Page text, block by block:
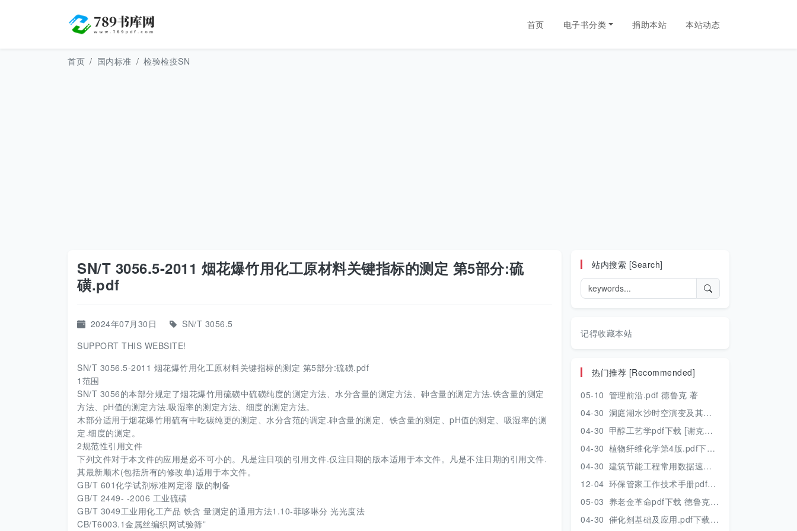
首页 电子书分类 捐助本站 本站动态
首页 国内标准 检验检疫SN
SN/T 3056.5-2011 烟花爆竹用化工原材料关键指标的测定 第5部分:硫
磺.pdf
2024年07月30日
SN/T 3056.5
SUPPORT THIS WEBSITE!
SN/T 3056.5-2011 烟花爆竹用化工原材料关键指标的测定 第5部分:硫磺.pdf
1范围
SN/T 3056的本部分规定了烟花爆竹用硫磺中硫磺纯度的测定方法、水分含量的测定方法、砷含量的测定方法.铁含量的测定
方法、pH值的测定方法.吸湿率的测定方法、细度的测定方法。
木部分适用于烟花爆竹用硫有中吃碳纯更的测定、水分含范的调定.砷含量的测定、铁含量的测定、pH值的测定、吸湿率的测
定.细度的测定。
2规范性引用文件
下列文件对于本文件的应用是必不可小的。凡是注日项的引用文件.仅注日期的版本适用于本文件。凡是不注日期的引用文件.
其最新顺术(包括所有的修改单)适用于本文件。
GB/T 601化学试剂标准网定溶 版的制备
GB/T 2449- -2006 工业硫磺
GB/T 3049工业用化工产品 铁含 量测定的通用方法1.10-菲哆啉分 光光度法
CB/T6003.1金属丝编织网试验筛”
站内搜索 [Search]
记得收藏本站
热门推荐 [Recommended]
05-10 管理前沿.pdf 德鲁克 著
04-30 洞庭湖水沙时空演变及其对水资源安全的影响研究.pdf 胡光伟 著 2017年版
04-30 甲醇工艺学pdf下载 [谢克昌 房鼎业主编] 2010年版
04-30 植物纤维化学第4版.pdf下载 [裴继诚主编] 2012年版
04-30 建筑节能工程常用数据速查手册.pdf下载 [陈慢勤著] 2010年版
12-04 环保管家工作技术手册pdf下载 2019年版
05-03 养老金革命pdf下载 德鲁克 著
04-30 催化剂基础及应用.pdf下载 [季生福 张谦温 赵彬侠编] 2011年版